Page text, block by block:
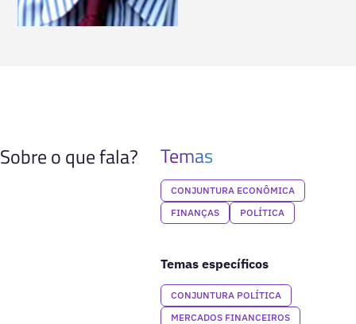
Sobre o que fala? Temas
CONJUNTURA ECONÔMICA
FINANÇAS
POLÍTICA
Temas específicos
CONJUNTURA POLÍTICA
MERCADOS FINANCEIROS